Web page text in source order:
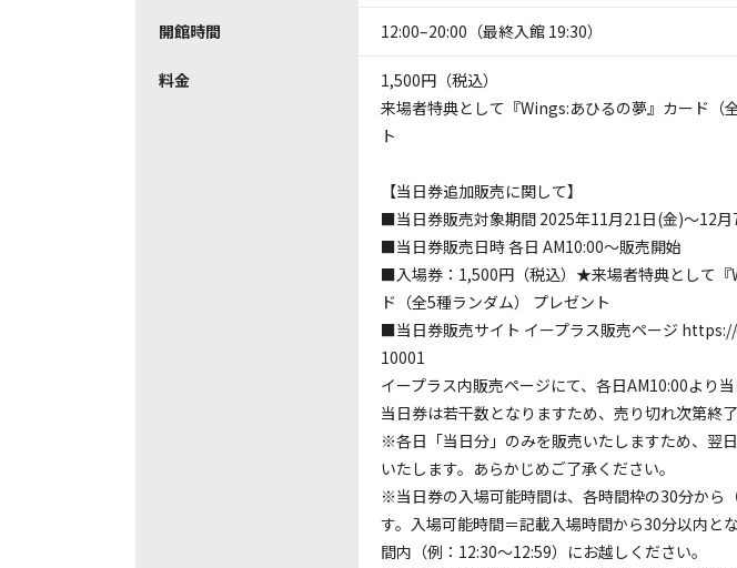
開館時間 12:00–20:00（最終入館 19:30）
料金
1,500円（税込）
来場者特典として『Wings:あひるの夢』カード（
ト
【当日券追加販売に関して】
■当日券販売対象期間 2025年11月21日(金)～12月
■当日券販売日時 各日 AM10:00～販売開始
■入場券：1,500円（税込）★来場者特典として『
ド（全5種ランダム） プレゼント
■当日券販売サイト イープラス販売ページ
10001
イープラス内販売ページにて、各日AM10:00より当
当日券は若干数となりますため、売り切れ次第終了
※各日「当日分」のみを販売いたしますため、翌
いたします。あらかじめご了承ください。
※当日券の入場可能時間は、各時間枠の30分から
す。入場可能時間＝記載入場時間から30分以内と
間内（例：12:30〜12:59）にお越しください。